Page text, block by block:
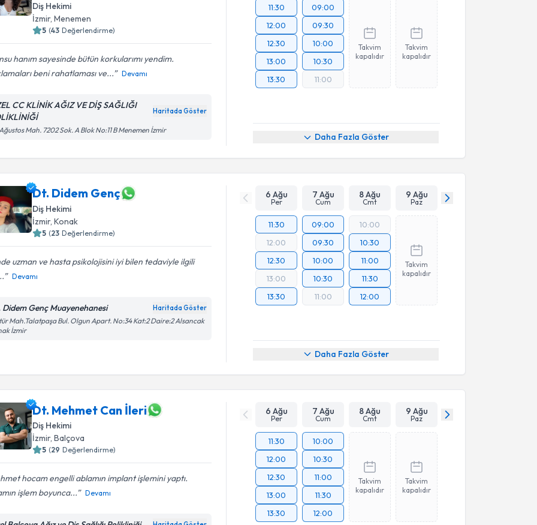
Diş Hekimi
İzmir, Menemen
5 (43 Değerlendirme)
hanım sayesinde bütün korkularımı yendim.
beni rahatlaması ve...
Devamı
CC KLİNİK AĞIZ VE DİŞ SAĞLIĞI
Haritada Göster
Mah. 7202 Sok. A Blok No:11 B Menemen İzmir
11:30
12:00
12:30
13:00
13:30
09:00
09:30
10:00
10:30
11:00
Takvim
kapalıdır
Takvim
kapalıdır
Daha Fazla Göster
Dt. Didem Genç
Diş Hekimi
İzmir, Konak
5 (23 Değerlendirme)
uzman ve hasta psikolojisini iyi bilen tedaviyle ilgili
Devamı
Didem Genç Muayenehanesi Haritada Göster
Mah.Talatpaşa Bul. Olgun Apart. No:34 Kat:2 Daire:2 Alsancak
İzmir
6 Ağu
Per
7 Ağu
Cum
8 Ağu
Cmt
9 Ağu
Paz
11:30
12:00
12:30
13:00
13:30
09:00
09:30
10:00
10:30
11:00
10:00
10:30
11:00
11:30
12:00
Takvim
kapalıdır
Daha Fazla Göster
Dt. Mehmet Can İleri
Diş Hekimi
İzmir, Balçova
5 (29 Değerlendirme)
hocam engelli ablamın implant işlemini yaptı.
işlem boyunca...
Devamı
6 Ağu
Per
7 Ağu
Cum
8 Ağu
Cmt
9 Ağu
Paz
11:30
12:00
12:30
13:00
13:30
10:00
10:30
11:00
11:30
12:00
Takvim
kapalıdır
Takvim
kapalıdır